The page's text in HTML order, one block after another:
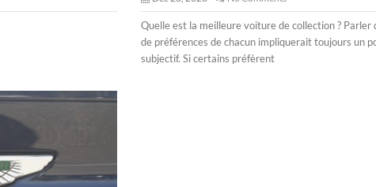
Quelle est la meilleure voiture de collection ? Parler
de préférences de chacun impliquerait toujours un
subjectif. Si certains préfèrent